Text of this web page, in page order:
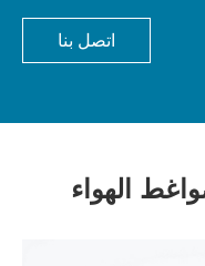
اتصل بنا
الهواء